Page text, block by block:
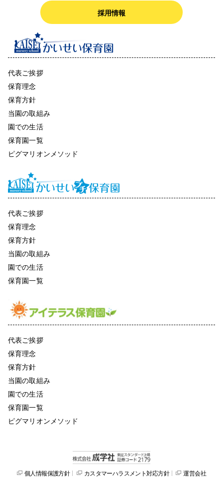
採用情報
代表ご挨拶
保育理念
保育方針
当園の取組み
園での生活
保育園一覧
ピグマリオンメソッド
代表ご挨拶
保育理念
保育方針
当園の取組み
園での生活
保育園一覧
代表ご挨拶
保育理念
保育方針
当園の取組み
園での生活
保育園一覧
ピグマリオンメソッド
個人情報保護方針 カスタマーハラスメント対応方針 運営会社